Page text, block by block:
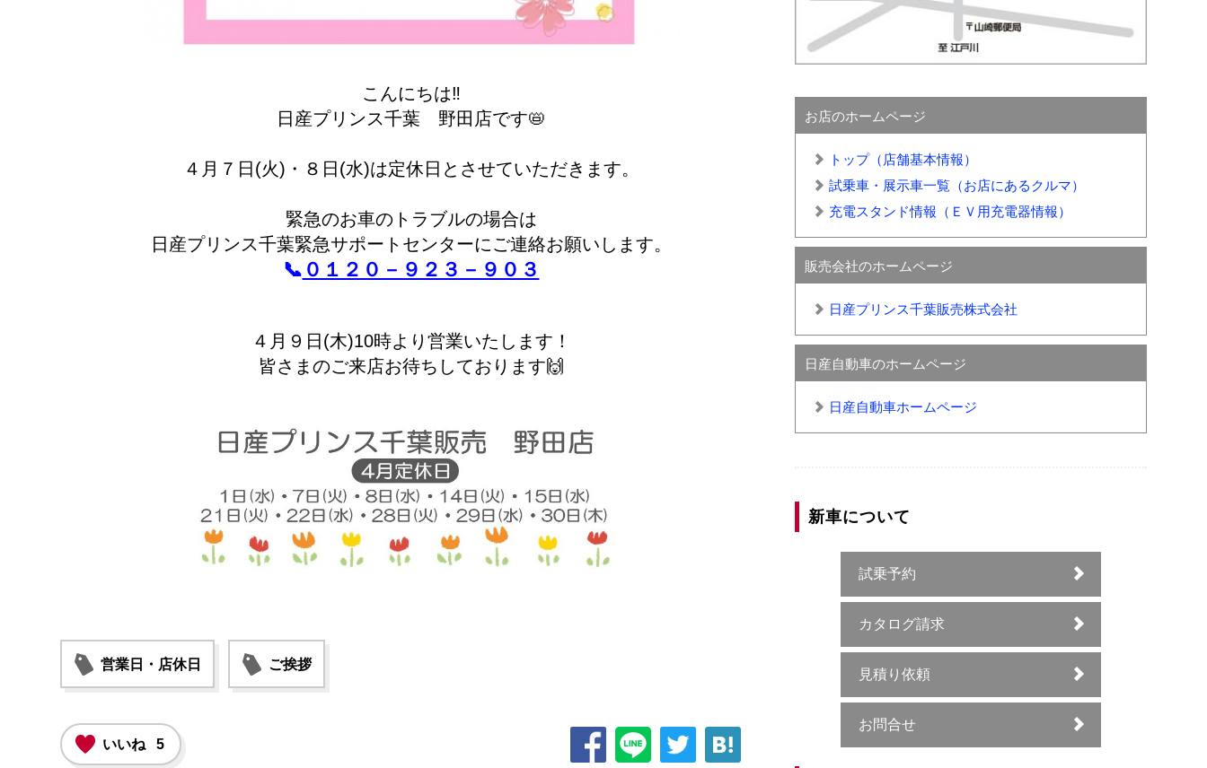
こんにちは‼
日産プリンス千葉 野田店です📛
４月７日(火)・８日(水)は定休日とさせていただきます。
緊急のお車のトラブルの場合は
日産プリンス千葉緊急サポートセンターにご連絡お願いします。
📞 ０１２０－９２３－９０３
４月９日(木)10時より営業いたします！
皆さまのご来店お待ちしております🙌
営業日・店休日 ご挨拶
いいね 5
お店のホームページ
トップ（店舗基本情報）
試乗車・展示車一覧（お店にあるクルマ）
充電スタンド情報（ＥＶ用充電器情報）
販売会社のホームページ
日産プリンス千葉販売株式会社
日産自動車のホームページ
日産自動車ホームページ
新車について
試乗予約
カタログ請求
見積り依頼
お問合せ